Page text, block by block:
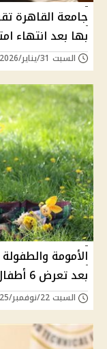
بها بعد انتهاء
السبت 31/يناير/2026 - 09:33 ص
الأمومة
بعد تعرض 6 أطفال لاعتداء من العمال
السبت 22/نوفمبر/2025 - 06:34 م